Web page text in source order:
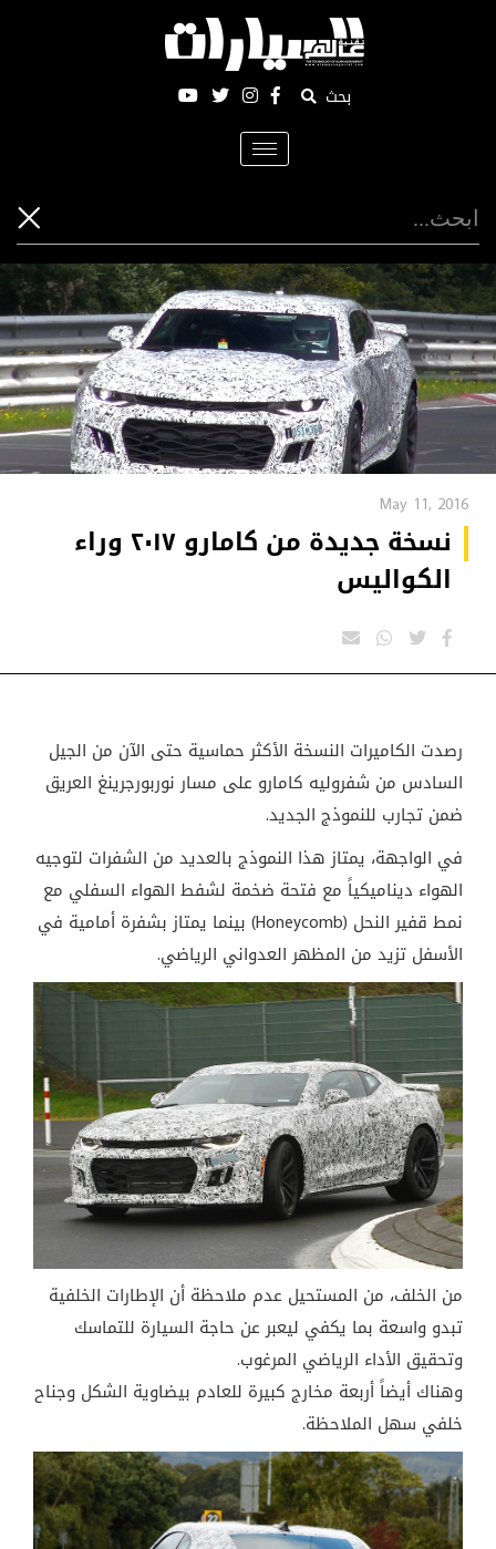
بحث
Toggle
navigation
May 11, 2016
نسخة جديدة من كامارو ٢٠١٧ وراء
الكواليس
رصدت الكاميرات النسخة الأكثر حماسية حتى الآن من الجيل
السادس من شفروليه كامارو على مسار نوربورجرينغ العريق
ضمن تجارب للنموذج الجديد.
في الواجهة، يمتاز هذا النموذج بالعديد من الشفرات لتوجيه
الهواء ديناميكياً مع فتحة ضخمة لشفط الهواء السفلي مع
نمط قفير النحل (Honeycomb) بينما يمتاز بشفرة أمامية في
الأسفل تزيد من المظهر العدواني الرياضي.
من الخلف، من المستحيل عدم ملاحظة أن الإطارات الخلفية
تبدو واسعة بما يكفي ليعبر عن حاجة السيارة للتماسك
وتحقيق الأداء الرياضي المرغوب.
وهناك أيضاً أربعة مخارج كبيرة للعادم بيضاوية الشكل وجناح
خلفي سهل الملاحظة.